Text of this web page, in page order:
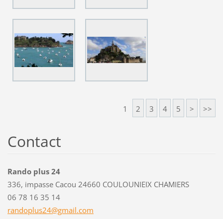
1 2 3 4 5 > >>
Contact
Rando plus 24
336, impasse Cacou 24660 COULOUNIEIX CHAMIERS
06 78 16 35 14
randoplus24@gmail.com